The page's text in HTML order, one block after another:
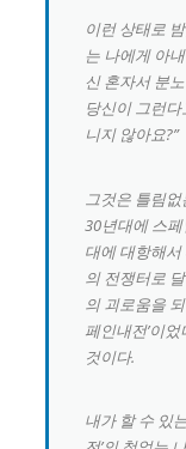
이런 상태로
는 나에게 아
신 혼자서 분
당신이 그런
니지 않아요?”
그것은 틀림
30년대에 스
대에 대항해
의 전쟁터로
의 괴로움을
페인내전’이
것이다.
내가 할 수 있